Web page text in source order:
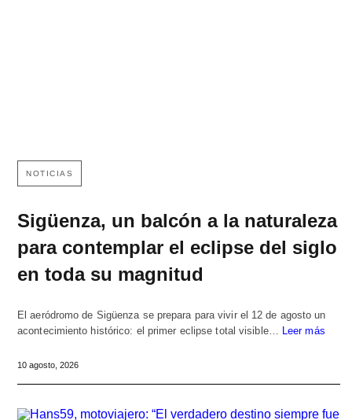
NOTICIAS
Sigüenza, un balcón a la naturaleza
para contemplar el eclipse del siglo
en toda su magnitud
El aeródromo de Sigüenza se prepara para vivir el 12 de agosto un
acontecimiento histórico: el primer eclipse total visible… Leer más
10 agosto, 2026